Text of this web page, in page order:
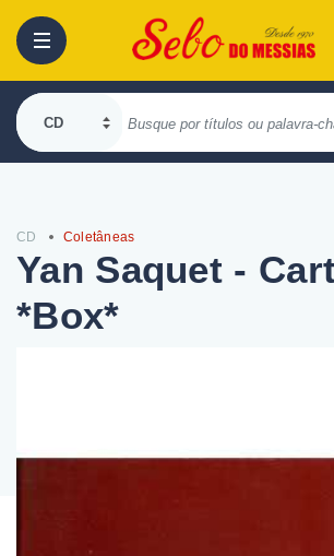
CD Coletâneas
Yan Saquet -
*Box*